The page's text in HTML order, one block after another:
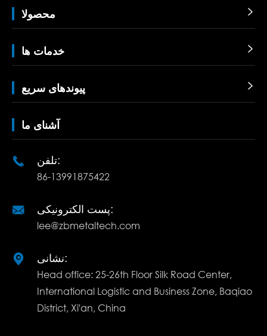
محصولا 
خدمات ها 
پیوندهای سریع 
آشنای ما
 تلفن:
86-13991875422
 پست الکترونیکی:
lee@zbmetaltech.com
 نشانی:
Head office: 25-26th Floor Silk Road Center,
International Logistic and Business Zone, Baqiao
District, Xi'an, China